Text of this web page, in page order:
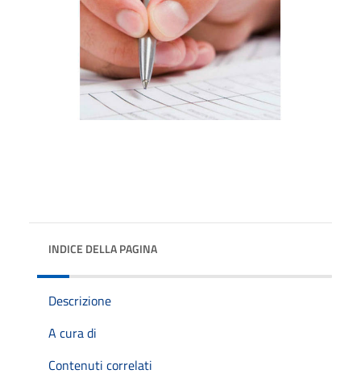
INDICE DELLA PAGINA
Descrizione
A cura di
Contenuti correlati